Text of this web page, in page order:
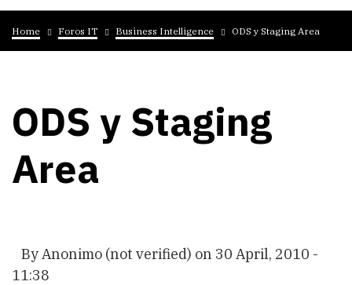
Breadcrumb
Home Foros IT Business Intelligence ODS y Staging Area
ODS y Staging
Area
ByAnonimo (not verified) on 30 April, 2010 -
11:38